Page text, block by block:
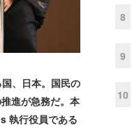
、日本。国民の
進が急務だ。本
執行役員である
8
9
10